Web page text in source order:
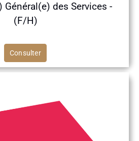
Général(e) des Services -
(F/H)
Consulter